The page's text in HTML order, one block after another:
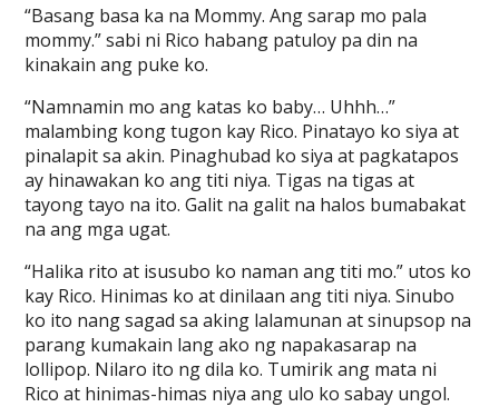
“Basang basa ka na Mommy. Ang sarap mo pala
mommy.” sabi ni Rico habang patuloy pa din na
kinakain ang puke ko.
“Namnamin mo ang katas ko baby… Uhhh…”
malambing kong tugon kay Rico. Pinatayo ko siya at
pinalapit sa akin. Pinaghubad ko siya at pagkatapos
ay hinawakan ko ang titi niya. Tigas na tigas at
tayong tayo na ito. Galit na galit na halos bumabakat
na ang mga ugat.
“Halika rito at isusubo ko naman ang titi mo.” utos ko
kay Rico. Hinimas ko at dinilaan ang titi niya. Sinubo
ko ito nang sagad sa aking lalamunan at sinupsop na
parang kumakain lang ako ng napakasarap na
lollipop. Nilaro ito ng dila ko. Tumirik ang mata ni
Rico at hinimas-himas niya ang ulo ko sabay ungol.